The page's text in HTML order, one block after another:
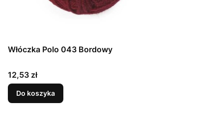
Włóczka Polo 043 Bordowy
Cena
12,53 zł
Do koszyka